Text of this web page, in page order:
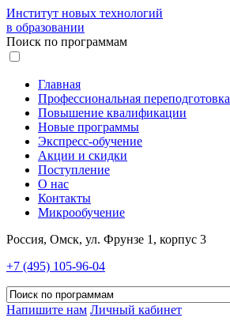
Институт новых технологий
в образовании
Поиск по программам
Главная
Профессиональная переподготовка
Повышение квалификации
Новые программы
Экспресс-обучение
Акции и скидки
Поступление
О нас
Контакты
Микрообучение
Россия, Омск, ул. Фрунзе 1, корпус 3
+7 (495) 105-96-04
Напишите нам Личный кабинет